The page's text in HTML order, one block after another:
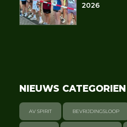
2026
NIEUWS CATEGORIEN
AV SPIRIT BEVRIJDINGSLOOP